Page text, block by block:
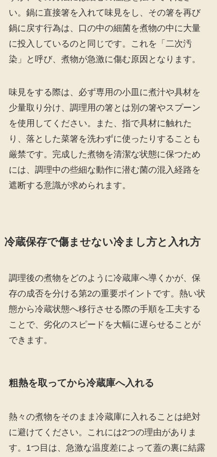
い。鍋に直接箸を入れて味見をし、その箸を再び
鍋に戻す行為は、口の中の細菌を煮物の中に大量
に投入しているのと同じです。これを「二次汚
染」と呼び、煮物が急激に傷む原因となります。
味見をする際は、必ず専用の小皿に煮汁や具材を
少量取り分け、調理用の箸とは別の箸やスプーン
を使用してください。また、指で具材に触れた
り、落とした菜箸を洗わずに使ったりすることも
厳禁です。完成した煮物を清潔な状態に保つため
には、調理中の些細な動作に潜む菌の混入経路を
遮断する意識が求められます。
冷蔵保存で傷ませない冷まし方と入れ方
調理後の煮物をどのように冷蔵庫へ導くかが、保
存の成否を分ける第2の重要ポイントです。熱い状
態から冷蔵状態へ移行させる際の手順を工夫する
ことで、劣化のスピードを大幅に遅らせることが
できます。
粗熱を取ってから冷蔵庫へ入れる
熱々の煮物をそのまま冷蔵庫に入れることは絶対
に避けてください。これには2つの理由がありま
す。1つ目は、急激な温度差によって蓋の裏に結露